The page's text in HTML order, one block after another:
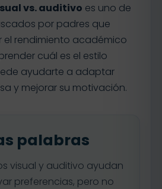
vs. auditivo es uno de
por padres que
rendimiento académico
cuál es el estilo
ayudarte a adaptar
y mejorar su motivación.
palabras
visual y auditivo ayudan
preferencias, pero no